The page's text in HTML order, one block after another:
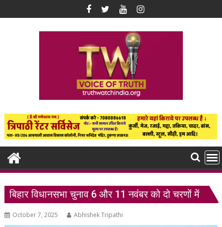
to
बिहार विधानसभा चुनाव 6 और 11 नवंबर को दो चरणों में
October 7, 2025 Abhishek Tripathi